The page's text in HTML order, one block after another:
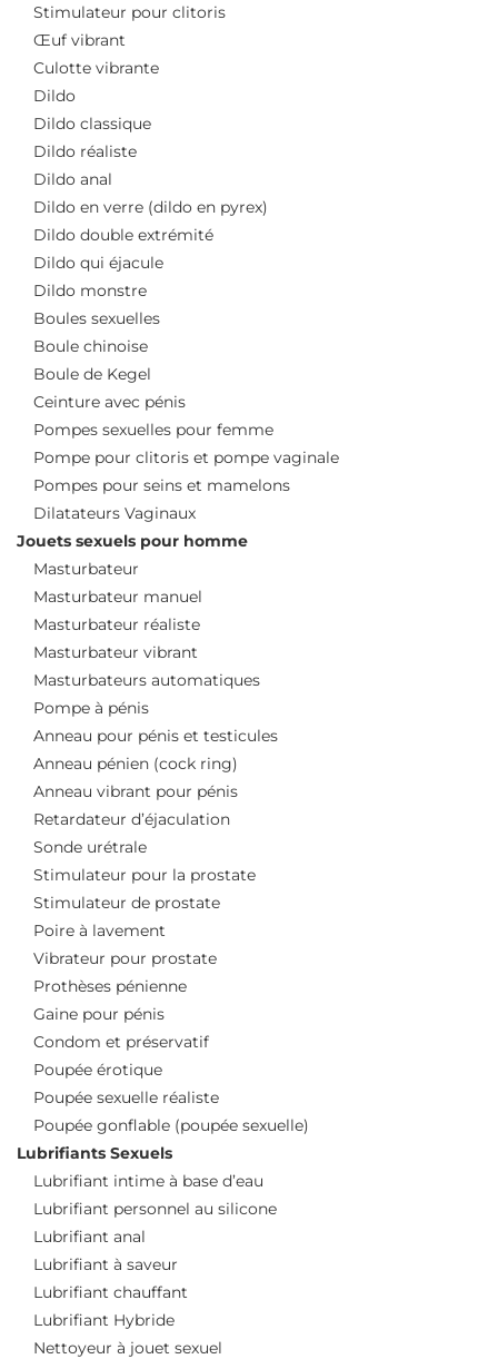
Stimulateur pour clitoris
Œuf vibrant
Culotte vibrante
Dildo
Dildo classique
Dildo réaliste
Dildo anal
Dildo en verre (dildo en pyrex)
Dildo double extrémité
Dildo qui éjacule
Dildo monstre
Boules sexuelles
Boule chinoise
Boule de Kegel
Ceinture avec pénis
Pompes sexuelles pour femme
Pompe pour clitoris et pompe vaginale
Pompes pour seins et mamelons
Dilatateurs Vaginaux
Jouets sexuels pour homme
Masturbateur
Masturbateur manuel
Masturbateur réaliste
Masturbateur vibrant
Masturbateurs automatiques
Pompe à pénis
Anneau pour pénis et testicules
Anneau pénien (cock ring)
Anneau vibrant pour pénis
Retardateur d’éjaculation
Sonde urétrale
Stimulateur pour la prostate
Stimulateur de prostate
Poire à lavement
Vibrateur pour prostate
Prothèses pénienne
Gaine pour pénis
Condom et préservatif
Poupée érotique
Poupée sexuelle réaliste
Poupée gonflable (poupée sexuelle)
Lubrifiants Sexuels
Lubrifiant intime à base d’eau
Lubrifiant personnel au silicone
Lubrifiant anal
Lubrifiant à saveur
Lubrifiant chauffant
Lubrifiant Hybride
Nettoyeur à jouet sexuel